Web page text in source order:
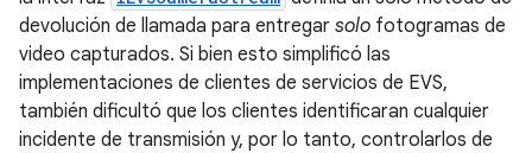
devolución de llamada para entregar solo fotogramas de
video capturados. Si bien esto simplificó las
implementaciones de clientes de servicios de EVS,
también dificultó que los clientes identificaran cualquier
incidente de transmisión y, por lo tanto, controlarlos de